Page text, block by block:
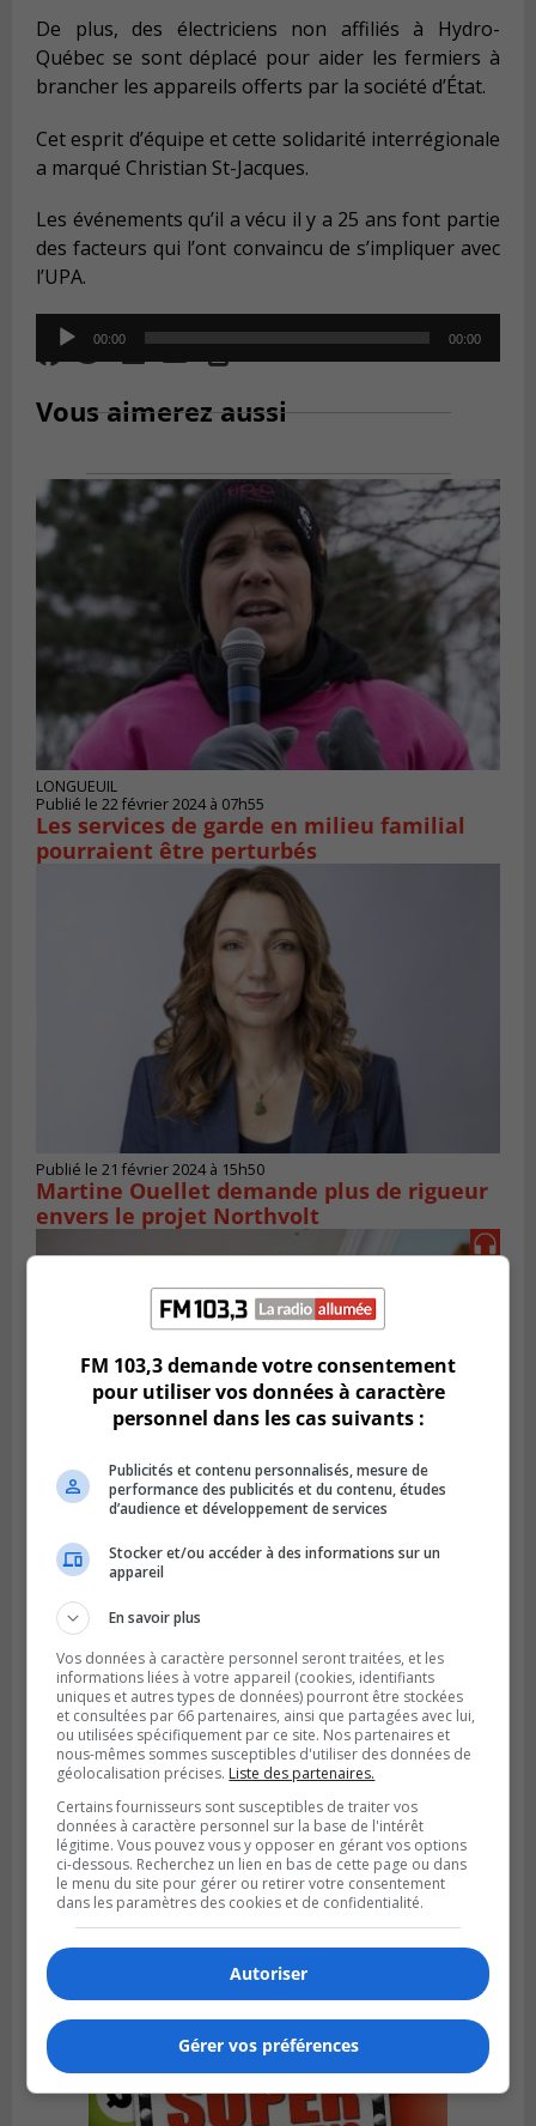
De plus, des électriciens non affiliés à Hydro-
Québec se sont déplacé pour aider les fermiers à
brancher les appareils offerts par la société d’État.
Cet esprit d’équipe et cette solidarité interrégionale
a marqué Christian St-Jacques.
Les événements qu’il a vécu il y a 25 ans font partie
des facteurs qui l’ont convaincu de s’impliquer avec
l’UPA.
Audio
Player
00:00 00:00
Vous aimerez aussi
LONGUEUIL
Publié le 22 février 2024 à 07h55
Les services de garde en milieu familial
pourraient être perturbés
Publié le 21 février 2024 à 15h50
Martine Ouellet demande plus de rigueur
envers le projet Northvolt
Publié le 19 février 2024 à 09h44
La Rive-Sud infestée par des logements
insalubres
Le timbre poste risque de coûter plus cher
FM 103,3 demande votre consentement
pour utiliser vos données à caractère
personnel dans les cas suivants :
Publicités et contenu personnalisés, mesure de
performance des publicités et du contenu, études
d’audience et développement de services
Stocker et/ou accéder à des informations sur un
appareil
En savoir plus
Vos données à caractère personnel seront traitées, et les
informations liées à votre appareil (cookies, identifiants
uniques et autres types de données) pourront être stockées
et consultées par 66 partenaires, ainsi que partagées avec lui,
ou utilisées spécifiquement par ce site. Nos partenaires et
nous-mêmes sommes susceptibles d'utiliser des données de
géolocalisation précises. Liste des partenaires.
Certains fournisseurs sont susceptibles de traiter vos
données à caractère personnel sur la base de l'intérêt
légitime. Vous pouvez vous y opposer en gérant vos options
ci-dessous. Recherchez un lien en bas de cette page ou dans
le menu du site pour gérer ou retirer votre consentement
dans les paramètres des cookies et de confidentialité.
Autoriser
Gérer vos préférences